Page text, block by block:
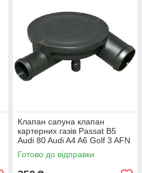
Клапан сапуна клапан
картерних газів Passat B5
Audi 80 Audi A4 A6 Golf 3 AFN
1Y AAZ 1Z AFF AEY AAZ AHB
AHU
Готово до відправки